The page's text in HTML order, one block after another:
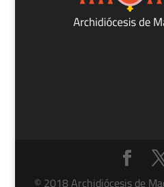
© 2018 Archidiócesis de